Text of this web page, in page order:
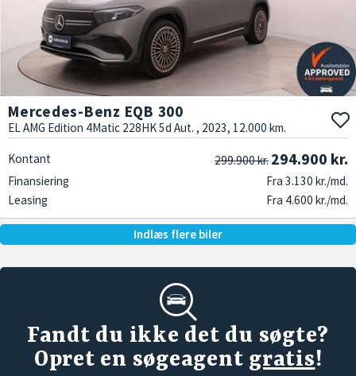
Mercedes-Benz EQB 300
EL AMG Edition 4Matic 228HK 5d Aut. , 2023, 12.000 km.
Kontant 299.900 kr. 294.900 kr.
Finansiering
Fra 3.130 kr./md.
Leasing
Fra 4.600 kr./md.
Indlæs flere biler
Fandt du ikke det du søgte?
Opret en søgeagent gratis!